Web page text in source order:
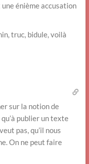
énième accusation
truc, bidule, voilà
sur la notion de
qu’à publier un texte
pas, qu’il nous
On ne peut faire